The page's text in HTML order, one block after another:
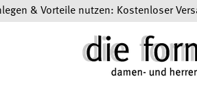
& Vorteile nutzen: Kostenloser